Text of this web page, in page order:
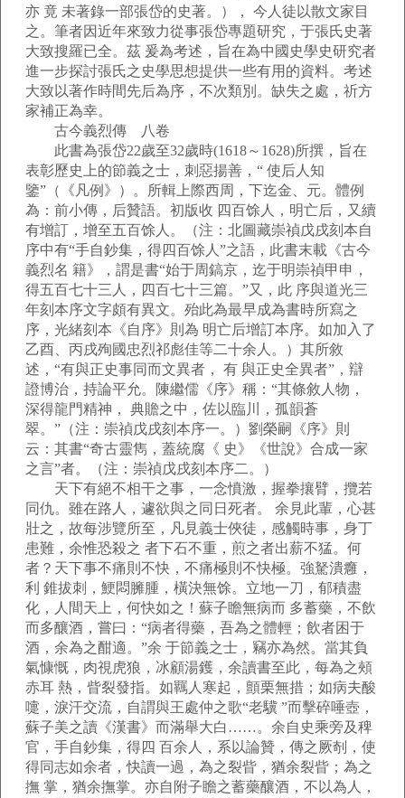
亦 竟 未著錄一部張岱的史著。）， 今人徒以散文家目
之。筆者因近年來致力從事張岱專題研究，于張氏史著
大致搜羅已全。茲 爰為考述，旨在為中國史學史研究者
進一步探討張氏之史學思想提供一些有用的資料。考述
大致以著作時間先后為序，不次類別。缺失之處，祈方
家補正為幸。
古今義烈傳 八卷
此書為張岱22歲至32歲時(1618～1628)所撰，旨在
表彰歷史上的節義之士，刺惡揚善，“ 使后人知
鑒”（《凡例》）。所輯上際西周，下迄金、元。體例
為：前小傳，后贊語。初版收 四百馀人，明亡后，又續
有增訂，增至五百馀人。（注：北圖藏崇禎戊戌刻本自
序中有“手自鈔集，得四百馀人”之語，此書末載《古今
義烈名 籍》，謂是書“始于周鎬京，迄于明崇禎甲申，
得五百七十三人，四百七十三篇。”又，此 序與道光三
年刻本序文字頗有異文。殆此為最早成為書時所寫之
序，光緒刻本《自序》則為 明亡后增訂本序。如加入了
乙酉、丙戌殉國忠烈祁彪佳等二十余人。）其所敘
述，“有與正史事同而文異者， 有 與正史全異者”，辯
證博治，持論平允。陳繼儒《序》稱：“其條敘人物，
深得龍門精神， 典贍之中，佐以臨川，孤韻蒼
翠。”（注：崇禎戊戌刻本序一。）劉榮嗣《序》則
云：其書“奇古靈雋，蓋統腐《 史》《世說》合成一家
之言”者。（注：崇禎戊戌刻本序二。）
天下有絕不相干之事，一念憤激，握拳攘臂，攬若
同仇。雖在路人，遽欲與之同日死者。 余見此輩，心甚
壯之，故每涉覽所至，凡見義士俠徒，感觸時事，身丁
患難，余惟恐殺之 者下石不重，煎之者出薪不猛。何
者？天下事不痛則不快，不痛極則不快極。強駑潰癰，
利 錐拔刺，鯁悶臃腫，橫決無馀。立地一刀，郁積盡
化，人間天上，何快如之！蘇子瞻無病而 多蓄藥，不飲
而多釀酒，嘗曰：“病者得藥，吾為之體輕；飲者困于
酒，余為之酣適。”余 于節義之士，竊亦為然。當其負
氣慷慨，肉視虎狼，冰顧湯鑊，余讀書至此，每為之頰
赤耳 熱，眥裂發指。如羈人寒起，顫栗無措；如病夫酸
嚏，淚汗交流，自謂與王處仲之歌“老驥 ”而擊碎唾壺，
蘇子美之讀《漢書》而滿舉大白……。余自史乘旁及稗
官，手自鈔集，得四 百余人，系以論贊，傳之厥剞，使
得同志如余者，快讀一過，為之裂眥，猶余裂眥；為之
撫 掌，猶余撫掌。亦自附子瞻之蓄藥釀酒，不以為人，